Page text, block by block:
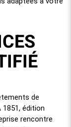
de
1851, édition
rencontre